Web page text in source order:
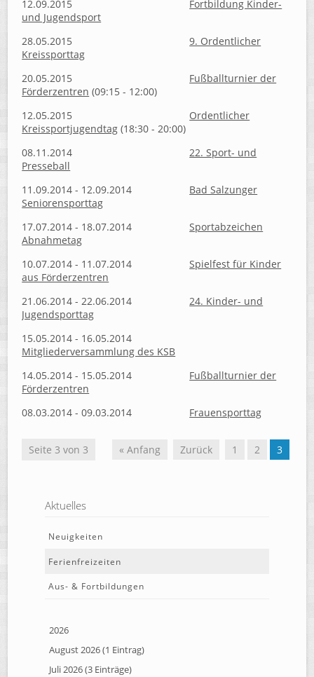
12.09.2015
Fortbildung Kinder-
und Jugendsport
28.05.2015
9. Ordentlicher
Kreissporttag
20.05.2015
Fußballturnier der
Förderzentren (09:15 - 12:00)
12.05.2015
Ordentlicher
Kreissportjugendtag (18:30 - 20:00)
08.11.2014
22. Sport- und
Presseball
11.09.2014 - 12.09.2014
Bad Salzunger
Seniorensporttag
17.07.2014 - 18.07.2014
Sportabzeichen
Abnahmetag
10.07.2014 - 11.07.2014
Spielfest für Kinder
aus Förderzentren
21.06.2014 - 22.06.2014
24. Kinder- und
Jugendsporttag
15.05.2014 - 16.05.2014
Mitgliederversammlung des KSB
14.05.2014 - 15.05.2014
Fußballturnier der
Förderzentren
08.03.2014 - 09.03.2014
Frauensporttag
Seite 3 von 3 « Anfang Zurück 1 2 3
Aktuelles
Neuigkeiten
Ferienfreizeiten
Aus- & Fortbildungen
2026
August 2026 (1 Eintrag)
Juli 2026 (3 Einträge)